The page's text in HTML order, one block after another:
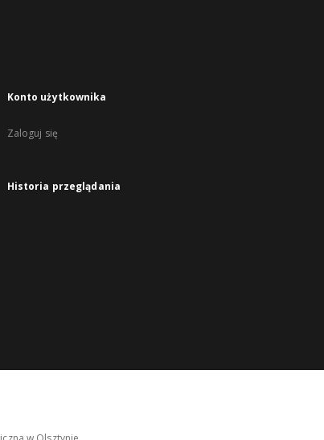
Konto użytkownika
Zaloguj się
Historia przeglądania